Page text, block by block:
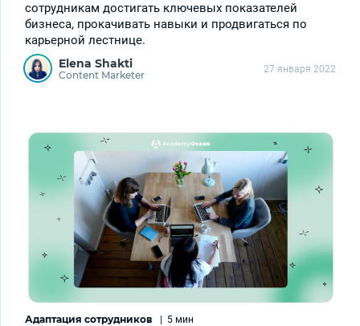
сотрудникам достигать ключевых показателей
бизнеса, прокачивать навыки и продвигаться по
карьерной лестнице.
Elena Shakti
Content Marketer 27 января 2022
Адаптация сотрудников 5 мин